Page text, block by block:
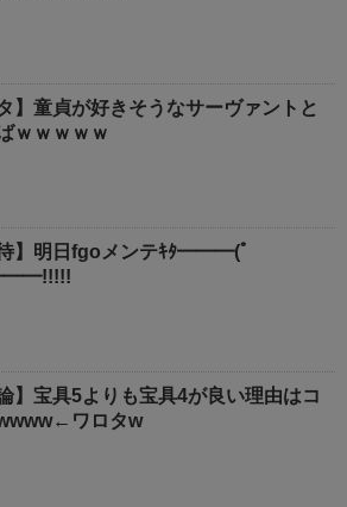
タ】童貞が好きそうなサーヴァントと
ｗｗｗｗｗ
待】明日fgoメンテｷﾀ━━━(ﾟ
論】宝具5よりも宝具4が良い理由はコ
ワロタw